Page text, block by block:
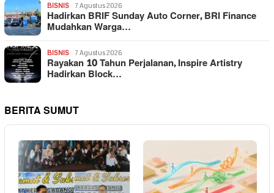
BISNIS 7 Agustus 2026
Hadirkan BRIF Sunday Auto Corner, BRI Finance
Mudahkan Warga…
BISNIS 7 Agustus 2026
Rayakan 10 Tahun Perjalanan, Inspire Artistry
Hadirkan Block…
BERITA SUMUT